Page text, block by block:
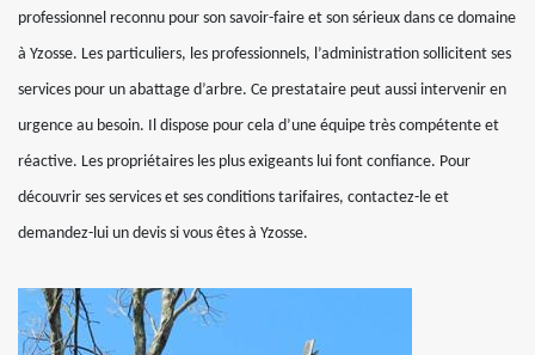
professionnel reconnu pour son savoir-faire et son sérieux dans ce domaine
à Yzosse. Les particuliers, les professionnels, l’administration sollicitent ses
services pour un abattage d’arbre. Ce prestataire peut aussi intervenir en
urgence au besoin. Il dispose pour cela d’une équipe très compétente et
réactive. Les propriétaires les plus exigeants lui font confiance. Pour
découvrir ses services et ses conditions tarifaires, contactez-le et
demandez-lui un devis si vous êtes à Yzosse.